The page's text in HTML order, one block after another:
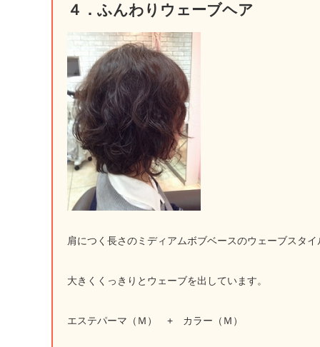
４．ふんわりウェーブヘア
肩につく長さのミディアムボブベースのウェーブスタイ
大きくくっきりとウェーブを出しています。
エステパーマ（Ｍ） + カラー（Ｍ）